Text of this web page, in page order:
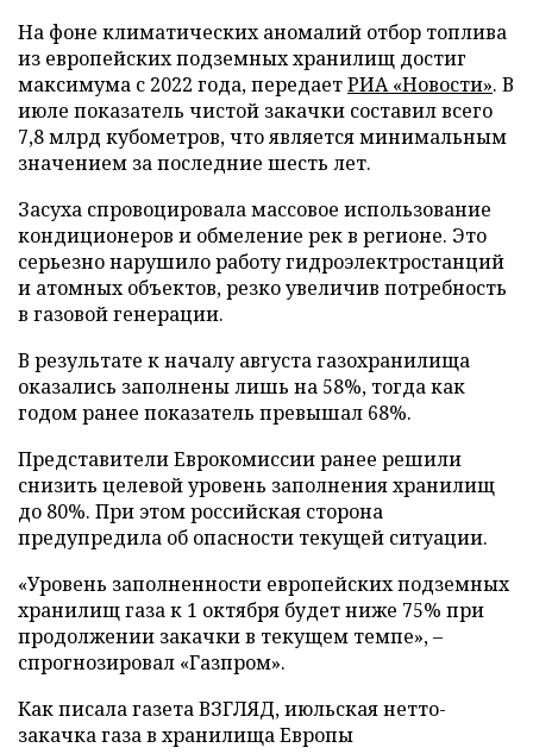
На фоне климатических аномалий отбор топлива
из европейских подземных хранилищ достиг
максимума с 2022 года, передаетРИА «Новости». В
июле показатель чистой закачки составил всего
7,8 млрд кубометров, что является минимальным
значением за последние шесть лет.
Засуха спровоцировала массовое использование
кондиционеров и обмеление рек в регионе. Это
серьезно нарушило работу гидроэлектростанций
и атомных объектов, резко увеличив потребность
в газовой генерации.
В результате к началу августа газохранилища
оказались заполнены лишь на 58%, тогда как
годом ранее показатель превышал 68%.
Представители Еврокомиссии ранее решили
снизить целевой уровень заполнения хранилищ
до 80%. При этом российская сторона
предупредила об опасности текущей ситуации.
«Уровень заполненности европейских подземных
хранилищ газа к 1 октября будет ниже 75% при
продолжении закачки в текущем темпе», –
спрогнозировал «Газпром».
Как писала газета ВЗГЛЯД, июльская нетто-
закачка газа в хранилища Европы